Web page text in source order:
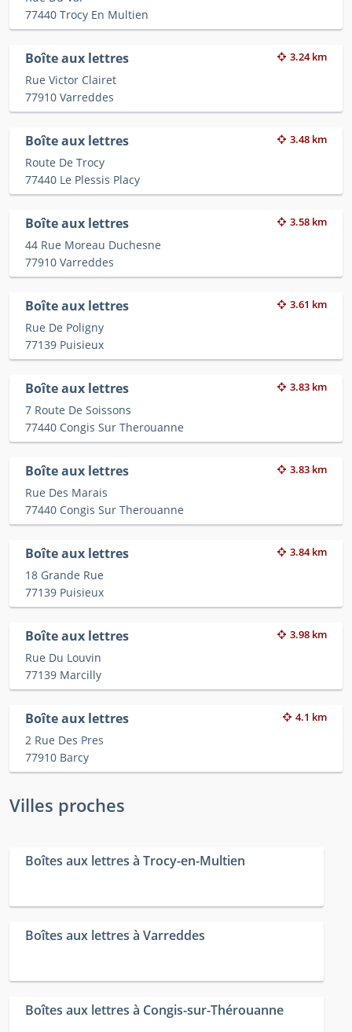
77440 Trocy En Multien
Boîte aux lettres 3.24 km
Rue Victor Clairet
77910 Varreddes
Boîte aux lettres 3.48 km
Route De Trocy
77440 Le Plessis Placy
Boîte aux lettres 3.58 km
44 Rue Moreau Duchesne
77910 Varreddes
Boîte aux lettres 3.61 km
Rue De Poligny
77139 Puisieux
Boîte aux lettres 3.83 km
7 Route De Soissons
77440 Congis Sur Therouanne
Boîte aux lettres 3.83 km
Rue Des Marais
77440 Congis Sur Therouanne
Boîte aux lettres 3.84 km
18 Grande Rue
77139 Puisieux
Boîte aux lettres 3.98 km
Rue Du Louvin
77139 Marcilly
Boîte aux lettres 4.1 km
2 Rue Des Pres
77910 Barcy
Villes proches
Boîtes aux lettres à Trocy-en-Multien
Boîtes aux lettres à Varreddes
Boîtes aux lettres à Congis-sur-Thérouanne